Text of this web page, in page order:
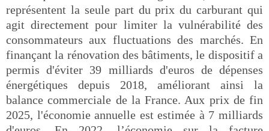
représentent la seule part du prix du carburant qui
agit directement pour limiter la vulnérabilité des
consommateurs aux fluctuations des marchés. En
finançant la rénovation des bâtiments, le dispositif a
permis d'éviter 39 milliards d'euros de dépenses
énergétiques depuis 2018, améliorant ainsi la
balance commerciale de la France. Aux prix de fin
2025, l'économie annuelle est estimée à 7 milliards